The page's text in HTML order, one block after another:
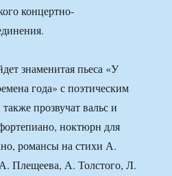
концертно-
знаменитая пьеса «У
года» с поэтическим
прозвучат вальс и
ноктюрн для
романсы на стихи А.
Плещеева, А. Толстого, Л.